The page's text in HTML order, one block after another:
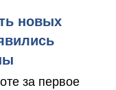
новых
за первое